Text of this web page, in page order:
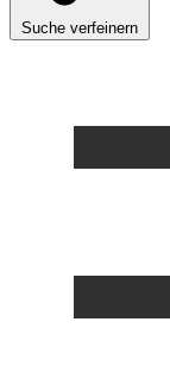
Suche verfeinern